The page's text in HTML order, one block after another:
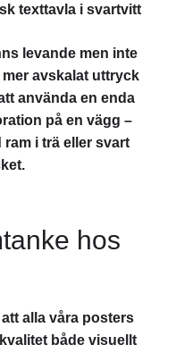
texttavla i svartvitt
levande men inte
avskalat uttryck
använda en enda
på en vägg –
i trä eller svart
hos
alla våra posters
både visuellt